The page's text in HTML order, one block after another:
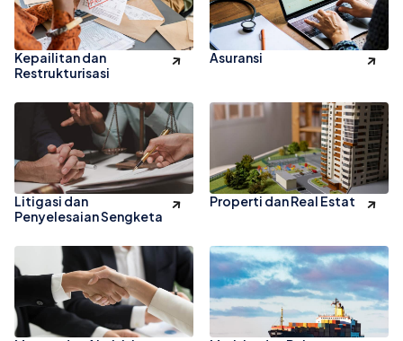
Kepailitan dan
Restrukturisasi
Asuransi
Litigasi dan
Penyelesaian Sengketa
Properti dan Real Estat